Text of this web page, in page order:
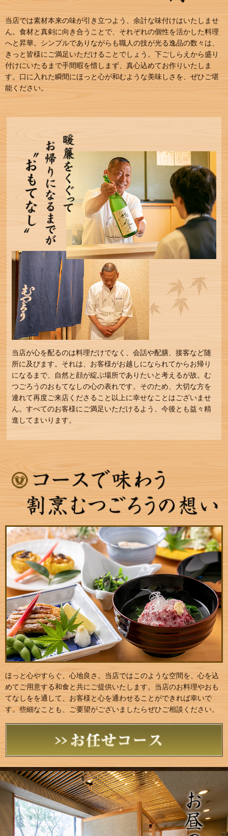
当店では素材本来の味が引き立つよう、余計な味付けはいたしませ
ん。食材と真剣に向き合うことで、それぞれの個性を活かした料理
へと昇華。シンプルでありながらも職人の技が光る逸品の数々は、
きっと皆様にご満足いただけることでしょう。下ごしらえから盛り
付けにいたるまで手間暇を惜しまず、真心込めてお作りいたしま
す。口に入れた瞬間にほっと心が和むような美味しさを、ぜひご堪
能ください。
当店が心を配るのは料理だけでなく、会話や配膳、接客など随
所に及びます。それは、お客様がお越しになられてからお帰り
になるまで、自然と顔が綻ぶ場所でありたいと考えるが故。む
つごろうのおもてなしの心の表れです。そのため、大切な方を
連れて再度ご来店くださること以上に幸せなことはございませ
ん。すべてのお客様にご満足いただけるよう、今後とも益々精
進してまいります。
ほっと心やすらぐ、心地良さ。当店ではこのような空間を、心を込
めてご用意する和食と共にご提供いたします。当店のお料理やおも
てなしをを通して、お客様と心を通わせることができれば幸いで
す。些細なことも、ご要望がございましたらぜひご相談ください。